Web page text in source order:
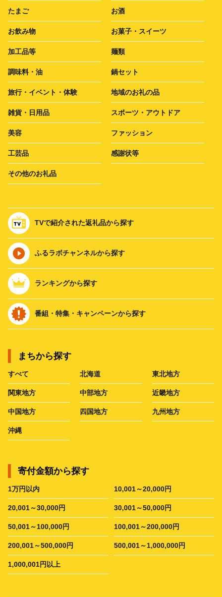
たまご お酒
お飲み物 お菓子・スイーツ
加工品等 麺類
調味料・油 鍋セット
旅行・イベント・体験 地域のお礼の品
雑貨・日用品 スポーツ・アウトドア
美容 ファッション
工芸品 感謝状等
その他のお礼品
TVで紹介された返礼品から探す
ふるラボチャンネルから探す
ランキングから探す
番組・特集・キャンペーンから探す
まちから探す
すべて 北海道 東北地方
関東地方 中部地方 近畿地方
中国地方 四国地方 九州地方
沖縄
寄付金額から探す
1万円以内 10,001～20,000円
20,001～30,000円 30,001～50,000円
50,001～100,000円 100,001～200,000円
200,001～500,000円 500,001～1,000,000円
1,000,001円以上